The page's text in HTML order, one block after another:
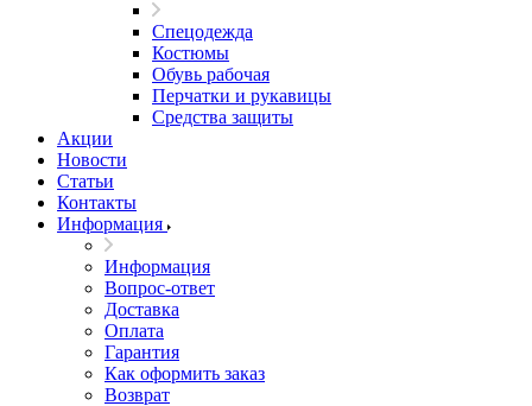
Спецодежда
Костюмы
Обувь рабочая
Перчатки и рукавицы
Средства защиты
Акции
Новости
Статьи
Контакты
Информация
Информация
Вопрос-ответ
Доставка
Оплата
Гарантия
Как оформить заказ
Возврат